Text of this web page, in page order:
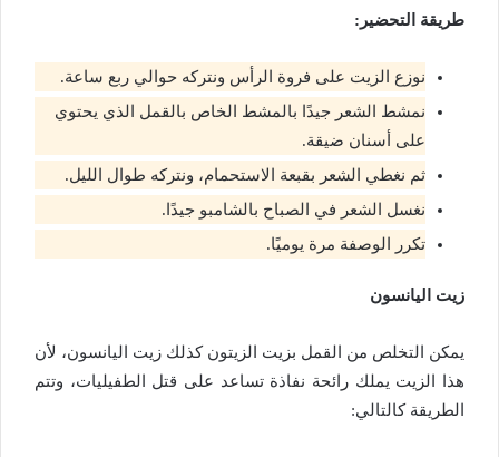
طريقة التحضير:
نوزع الزيت على فروة الرأس ونتركه حوالي ربع ساعة.
نمشط الشعر جيدًا بالمشط الخاص بالقمل الذي يحتوي
على أسنان ضيقة.
ثم نغطي الشعر بقبعة الاستحمام، ونتركه طوال الليل.
نغسل الشعر في الصباح بالشامبو جيدًا.
تكرر الوصفة مرة يوميًا.
زيت اليانسون
يمكن التخلص من القمل بزيت الزيتون كذلك زيت اليانسون، لأن
هذا الزيت يملك رائحة نفاذة تساعد على قتل الطفيليات، وتتم
الطريقة كالتالي: